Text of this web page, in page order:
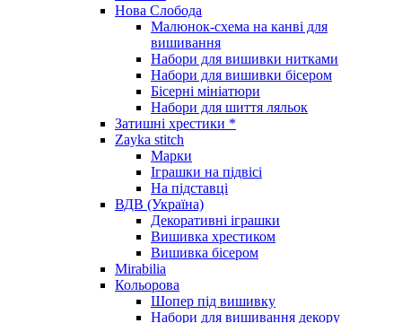
Нова Слобода
Малюнок-схема на канві для
вишивання
Набори для вишивки нитками
Набори для вишивки бісером
Бісерні мініатюри
Набори для шиття ляльок
Затишні хрестики *
Zayka stitch
Марки
Іграшки на підвісі
На підставці
ВДВ (Україна)
Декоративні іграшки
Вишивка хрестиком
Вишивка бісером
Mirabilia
Кольорова
Шопер під вишивку
Набори для вишивання декору